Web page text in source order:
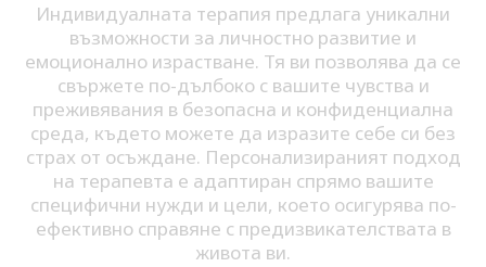
Индивидуалната терапия предлага уникални
възможности за личностно развитие и
емоционално израстване. Тя ви позволява да се
свържете по-дълбоко с вашите чувства и
преживявания в безопасна и конфиденциална
среда, където можете да изразите себе си без
страх от осъждане. Персонализираният подход
на терапевта е адаптиран спрямо вашите
специфични нужди и цели, което осигурява по-
ефективно справяне с предизвикателствата в
живота ви.